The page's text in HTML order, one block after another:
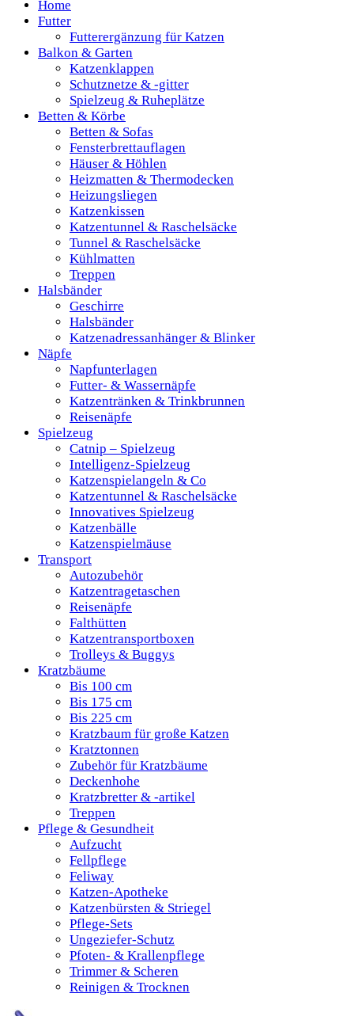
Home
Futter
Futterergänzung für Katzen
Balkon & Garten
Katzenklappen
Schutznetze & -gitter
Spielzeug & Ruheplätze
Betten & Körbe
Betten & Sofas
Fensterbrettauflagen
Häuser & Höhlen
Heizmatten & Thermodecken
Heizungsliegen
Katzenkissen
Katzentunnel & Raschelsäcke
Tunnel & Raschelsäcke
Kühlmatten
Treppen
Halsbänder
Geschirre
Halsbänder
Katzenadressanhänger & Blinker
Näpfe
Napfunterlagen
Futter- & Wassernäpfe
Katzentränken & Trinkbrunnen
Reisenäpfe
Spielzeug
Catnip – Spielzeug
Intelligenz-Spielzeug
Katzenspielangeln & Co
Katzentunnel & Raschelsäcke
Innovatives Spielzeug
Katzenbälle
Katzenspielmäuse
Transport
Autozubehör
Katzentragetaschen
Reisenäpfe
Falthütten
Katzentransportboxen
Trolleys & Buggys
Kratzbäume
Bis 100 cm
Bis 175 cm
Bis 225 cm
Kratzbaum für große Katzen
Kratztonnen
Zubehör für Kratzbäume
Deckenhohe
Kratzbretter & -artikel
Treppen
Pflege & Gesundheit
Aufzucht
Fellpflege
Feliway
Katzen-Apotheke
Katzenbürsten & Striegel
Pflege-Sets
Ungeziefer-Schutz
Pfoten- & Krallenpflege
Trimmer & Scheren
Reinigen & Trocknen